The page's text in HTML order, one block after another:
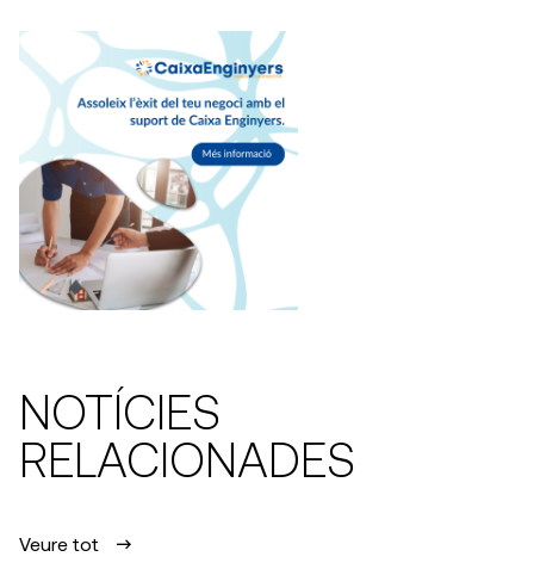
NOTÍCIES
RELACIONADES
Veure tot